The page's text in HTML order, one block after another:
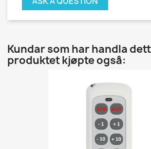
Kundar som har handla
produktet kjøpte også: